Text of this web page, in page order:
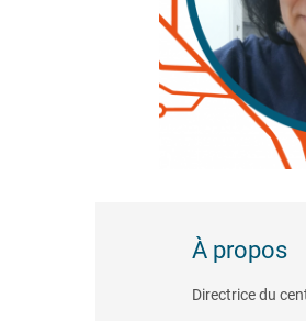
À propos
Directrice du